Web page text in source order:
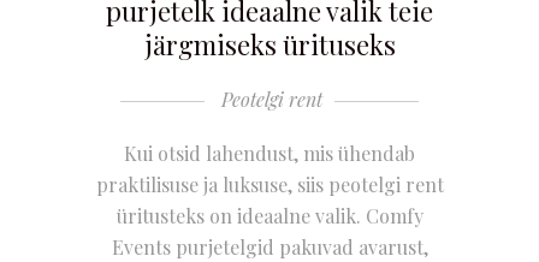
purjetelk ideaalne valik teie
järgmiseks ürituseks
Peotelgi rent
Kui otsid lahendust, mis ühendab
praktilisuse ja luksuse, siis peotelgi rent
üritusteks on ideaalne valik. Comfy
Events purjetelgid pakuvad avarust,